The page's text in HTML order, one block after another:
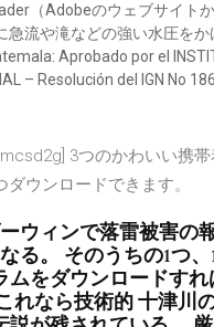
（Adobeのウェブサイト
急流や滝などの強い水圧を
Aprobado por el
– Resolución del IGN No
3つのかわいい携
ウンロードできます。
ーウィンで落雷被害の
る。 そのうちの1つ
ムをダウンロードす
れなら技術的 十津川